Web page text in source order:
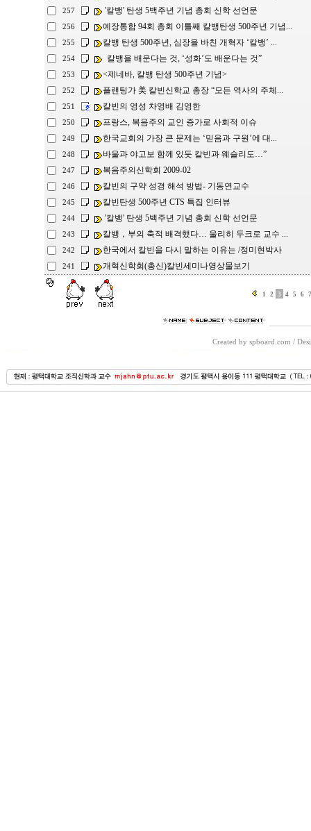
257 '칼뱅' 탄생 5백주년 기념 총회 신학 선언문
256 예장통합 94회 총회 이틀째 칼뱅탄생 500주년 기념...
255 칼뱅 탄생 500주년, 심장을 바친 개혁자 ‘칼뱅’ ...
254 칼뱅을 배운다는 것, ‘성화’도 배운다는 것”
253 <제네바, 칼뱅 탄생 500주년 기념>
252 플랜팅가 美 칼빈신학교 총장 “모든 역사의 주체...
251 칼빈의 영성 차영배 김영한
250 프랑스, 복음주의 교인 증가로 사회적 이슈
249 한국교회의 가장 큰 문제는 ‘믿음과 구원’에 대...
248 바울과 야고보 함께 있듯 칼빈과 웨슬리도…”
247 복음주의신학회 2009-02
246 칼빈의 구약 성경 해석 방법- 기동연교수
245 칼빈탄생 500주년 CTS 특집 인터뷰
244 '칼뱅' 탄생 5백주년 기념 총회 신학 선언문
243 칼뱅，부의 축적 배격했다… 울리히 두크로 교수 ...
242 한국에서 칼빈을 다시 말하는 이유는 /정미현박사
241 개혁신학회(총신)칼빈세미나영상물보기
1 2 3 4 5 6 7
Created by spboard.com /